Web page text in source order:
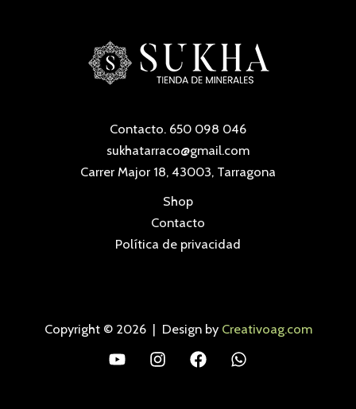
Contacto. 650 098 046
sukhatarraco@gmail.com
Carrer Major 18, 43003, Tarragona
Shop
Contacto
Política de privacidad
Copyright © 2026 | Design by Creativoag.com